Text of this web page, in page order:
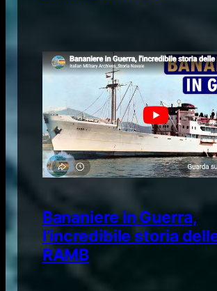
Bananiere in Guerra,
l’incredibile storia
RAMB